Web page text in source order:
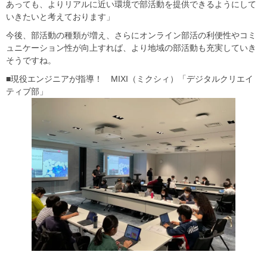
あっても、よりリアルに近い環境で部活動を提供できるようにして
いきたいと考えております」
今後、部活動の種類が増え、さらにオンライン部活の利便性やコミ
ュニケーション性が向上すれば、より地域の部活動も充実していき
そうですね。
■現役エンジニアが指導！ MIXI（ミクシィ）「デジタルクリエイ
ティブ部」